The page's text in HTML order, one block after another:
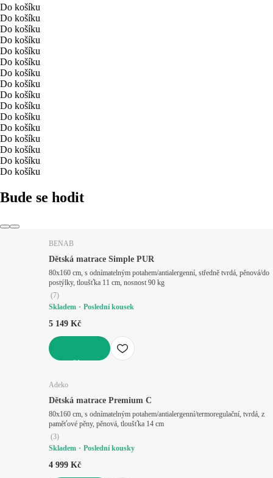
Do košíku
Do košíku
Do košíku
Do košíku
Do košíku
Do košíku
Do košíku
Do košíku
Do košíku
Do košíku
Do košíku
Do košíku
Do košíku
Do košíku
Do košíku
Do košíku
Bude se hodit
BENAB
Dětská matrace Simple PUR
80x160 cm, s odnímatelným potahem/antialergenní, středně tvrdá, pěnová/do
postýlky, tloušťka 11 cm, nosnost 90 kg
(7)
Skladem
Poslední kousek
5 149 Kč
Adeko
Dětská matrace Premium C
80x160 cm, s odnímatelným potahem/antialergenní/termoregulační, tvrdá, z
paměťové pěny, pěnová, tloušťka 14 cm
(3)
Skladem
Poslední kousky
4 999 Kč